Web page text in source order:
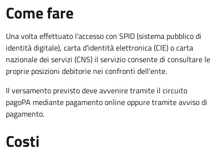
Come fare
Una volta effettuato l'accesso con SPID (sistema pubblico di
identità digitale), carta d’identità elettronica (CIE) o carta
nazionale dei servizi (CNS) il servizio consente di consultare le
proprie posizioni debitorie nei confronti dell'ente.
Il versamento previsto deve avvenire tramite il circuito
pagoPA mediante pagamento online oppure tramite avviso di
pagamento.
Costi